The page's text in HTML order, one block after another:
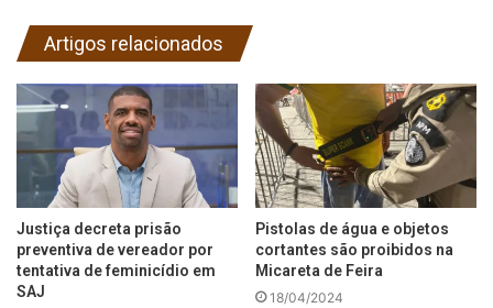
Artigos relacionados
Justiça decreta prisão
preventiva de vereador por
tentativa de feminicídio em
SAJ
Pistolas de água e objetos
cortantes são proibidos na
Micareta de Feira
18/04/2024